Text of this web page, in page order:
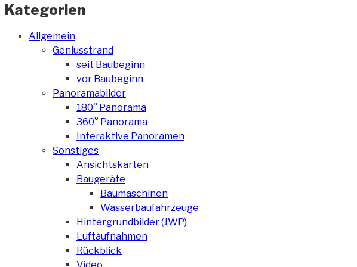
Kategorien
Allgemein
Geniusstrand
seit Baubeginn
vor Baubeginn
Panoramabilder
180° Panorama
360° Panorama
Interaktive Panoramen
Sonstiges
Ansichtskarten
Baugeräte
Baumaschinen
Wasserbaufahrzeuge
Hintergrundbilder (JWP)
Luftaufnahmen
Rückblick
Video